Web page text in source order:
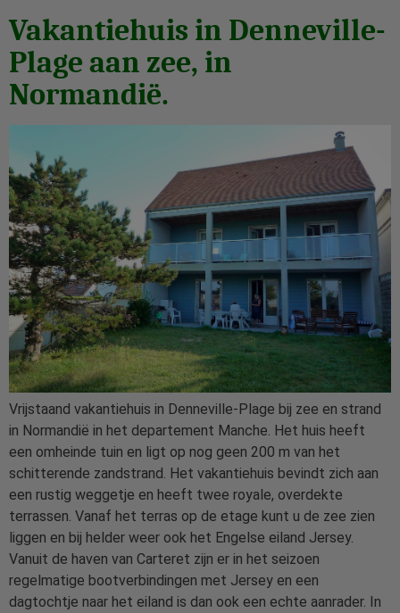
Vakantiehuis in Denneville-
Plage aan zee, in
Normandië.
Vrijstaand vakantiehuis in Denneville-Plage bij zee en strand
in Normandië in het departement Manche. Het huis heeft
een omheinde tuin en ligt op nog geen 200 m van het
schitterende zandstrand. Het vakantiehuis bevindt zich aan
een rustig weggetje en heeft twee royale, overdekte
terrassen. Vanaf het terras op de etage kunt u de zee zien
liggen en bij helder weer ook het Engelse eiland Jersey.
Vanuit de haven van Carteret zijn er in het seizoen
regelmatige bootverbindingen met Jersey en een
dagtochtje naar het eiland is dan ook een echte aanrader. In